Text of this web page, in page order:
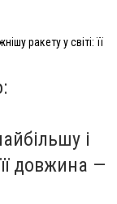
ракету у світі: її
і
довжина —